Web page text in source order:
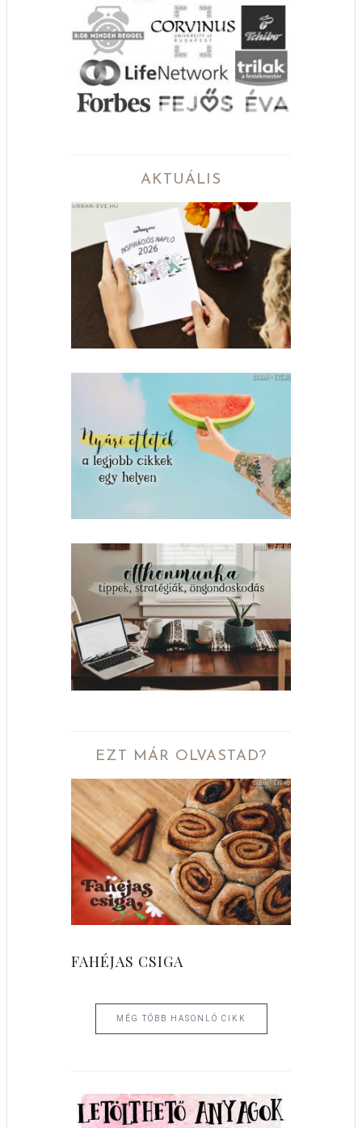
AKTUÁLIS
EZT MÁR OLVASTAD?
FAHÉJAS CSIGA
MÉG TÖBB HASONLÓ CIKK